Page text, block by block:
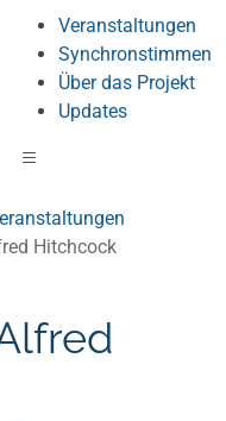
Veranstaltungen
Synchronstimmen
Über das Projekt
Updates
Hitchcock